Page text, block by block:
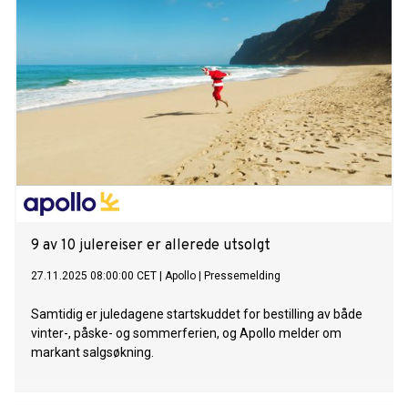
9 av 10 julereiser er allerede utsolgt
27.11.2025 08:00:00 CET Apollo Pressemelding
Samtidig er juledagene startskuddet for bestilling av både
vinter-, påske- og sommerferien, og Apollo melder om
markant salgsøkning.